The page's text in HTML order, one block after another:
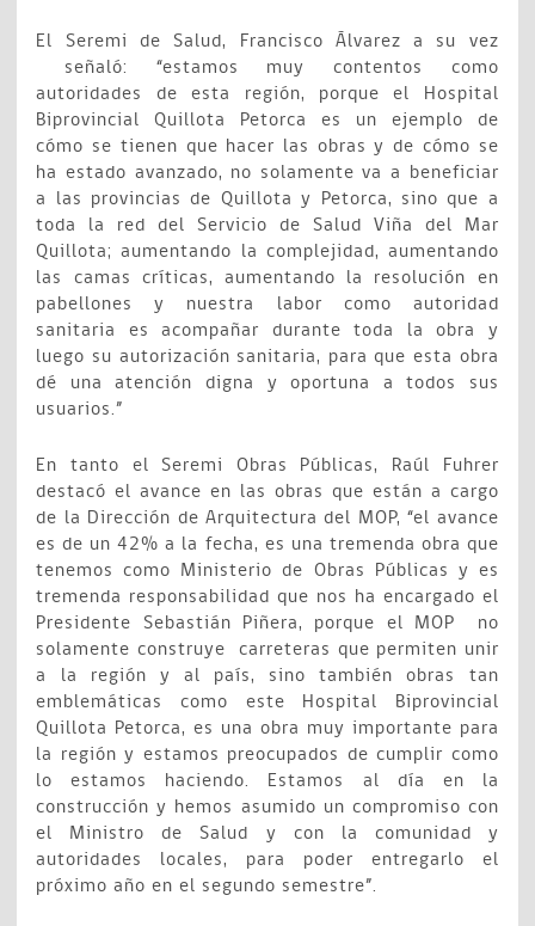
El Seremi de Salud, Francisco Álvarez a su vez
señaló: “estamos muy contentos como
autoridades de esta región, porque el Hospital
Biprovincial Quillota Petorca es un ejemplo de
cómo se tienen que hacer las obras y de cómo se
ha estado avanzado, no solamente va a beneficiar
a las provincias de Quillota y Petorca, sino que a
toda la red del Servicio de Salud Viña del Mar
Quillota; aumentando la complejidad, aumentando
las camas críticas, aumentando la resolución en
pabellones y nuestra labor como autoridad
sanitaria es acompañar durante toda la obra y
luego su autorización sanitaria, para que esta obra
dé una atención digna y oportuna a todos sus
usuarios.”
En tanto el Seremi Obras Públicas, Raúl Fuhrer
destacó el avance en las obras que están a cargo
de la Dirección de Arquitectura del MOP, “el avance
es de un 42% a la fecha, es una tremenda obra que
tenemos como Ministerio de Obras Públicas y es
tremenda responsabilidad que nos ha encargado el
Presidente Sebastián Piñera, porque el MOP no
solamente construye carreteras que permiten unir
a la región y al país, sino también obras tan
emblemáticas como este Hospital Biprovincial
Quillota Petorca, es una obra muy importante para
la región y estamos preocupados de cumplir como
lo estamos haciendo. Estamos al día en la
construcción y hemos asumido un compromiso con
el Ministro de Salud y con la comunidad y
autoridades locales, para poder entregarlo el
próximo año en el segundo semestre”.